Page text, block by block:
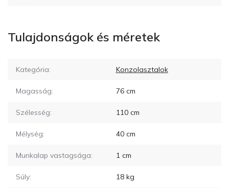
Tulajdonságok és méretek
Kategória: Konzolasztalok
Magasság: 76cm
Szélesség: 110cm
Mélység: 40cm
Munkalap vastagsága: 1cm
Súly: 18kg